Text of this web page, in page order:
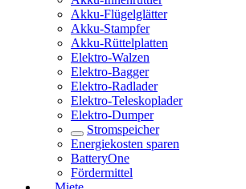
Akku-Flügelglätter
Akku-Stampfer
Akku-Rüttelplatten
Elektro-Walzen
Elektro-Bagger
Elektro-Radlader
Elektro-Teleskoplader
Elektro-Dumper
Stromspeicher
Energiekosten sparen
BatteryOne
Fördermittel